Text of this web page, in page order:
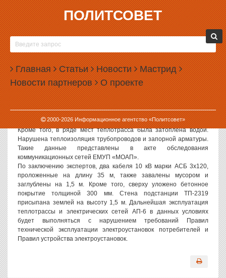
ПОЛИТСОВЕТ
Главная Статьи Новости Мастрид
Новости партнеров О проекте
2000-2026Информационное агентство «Политсовет»
20.09.2006, 15:00
КОРПОРАЦИЯ «МАЯК» ЗАВАЛИЛА
КОММУНИКАЦИИ
Политсовет, 20.09.2006. Во время застройки, производимой ООО
«Корпорация «Маяк», теплотрасса АП-6, проложенная открытым
способом на опорах, оказалась ниже уровня земли на 1 м, в
результате чего 120 м теплотрассы ЕМУП «Муниципальное
объединение автобусных предприятий» оказались завалены
землей, строительным мусором и частично забетонированы.
Кроме того, в ряде мест теплотрасса была затоплена водой.
Нарушена теплоизоляция трубопроводов и запорной арматуры.
Такие данные представлены в акте обследования
коммуникационных сетей ЕМУП «МОАП».
По заключению экспертов, два кабеля 10 кВ марки АСБ 3x120,
проложенные на длину 35 м, также завалены мусором и
заглублены на 1,5 м. Кроме того, сверху уложено бетонное
покрытие толщиной 300 мм. Стена подстанции ТП-2319
присыпана землей на высоту 1,5 м. Дальнейшая эксплуатация
теплотрассы и электрических сетей АП-6 в данных условиях
будет выполняться с нарушением требований Правил
технической эксплуатации электроустановок потребителей и
Правил устройства электроустановок.